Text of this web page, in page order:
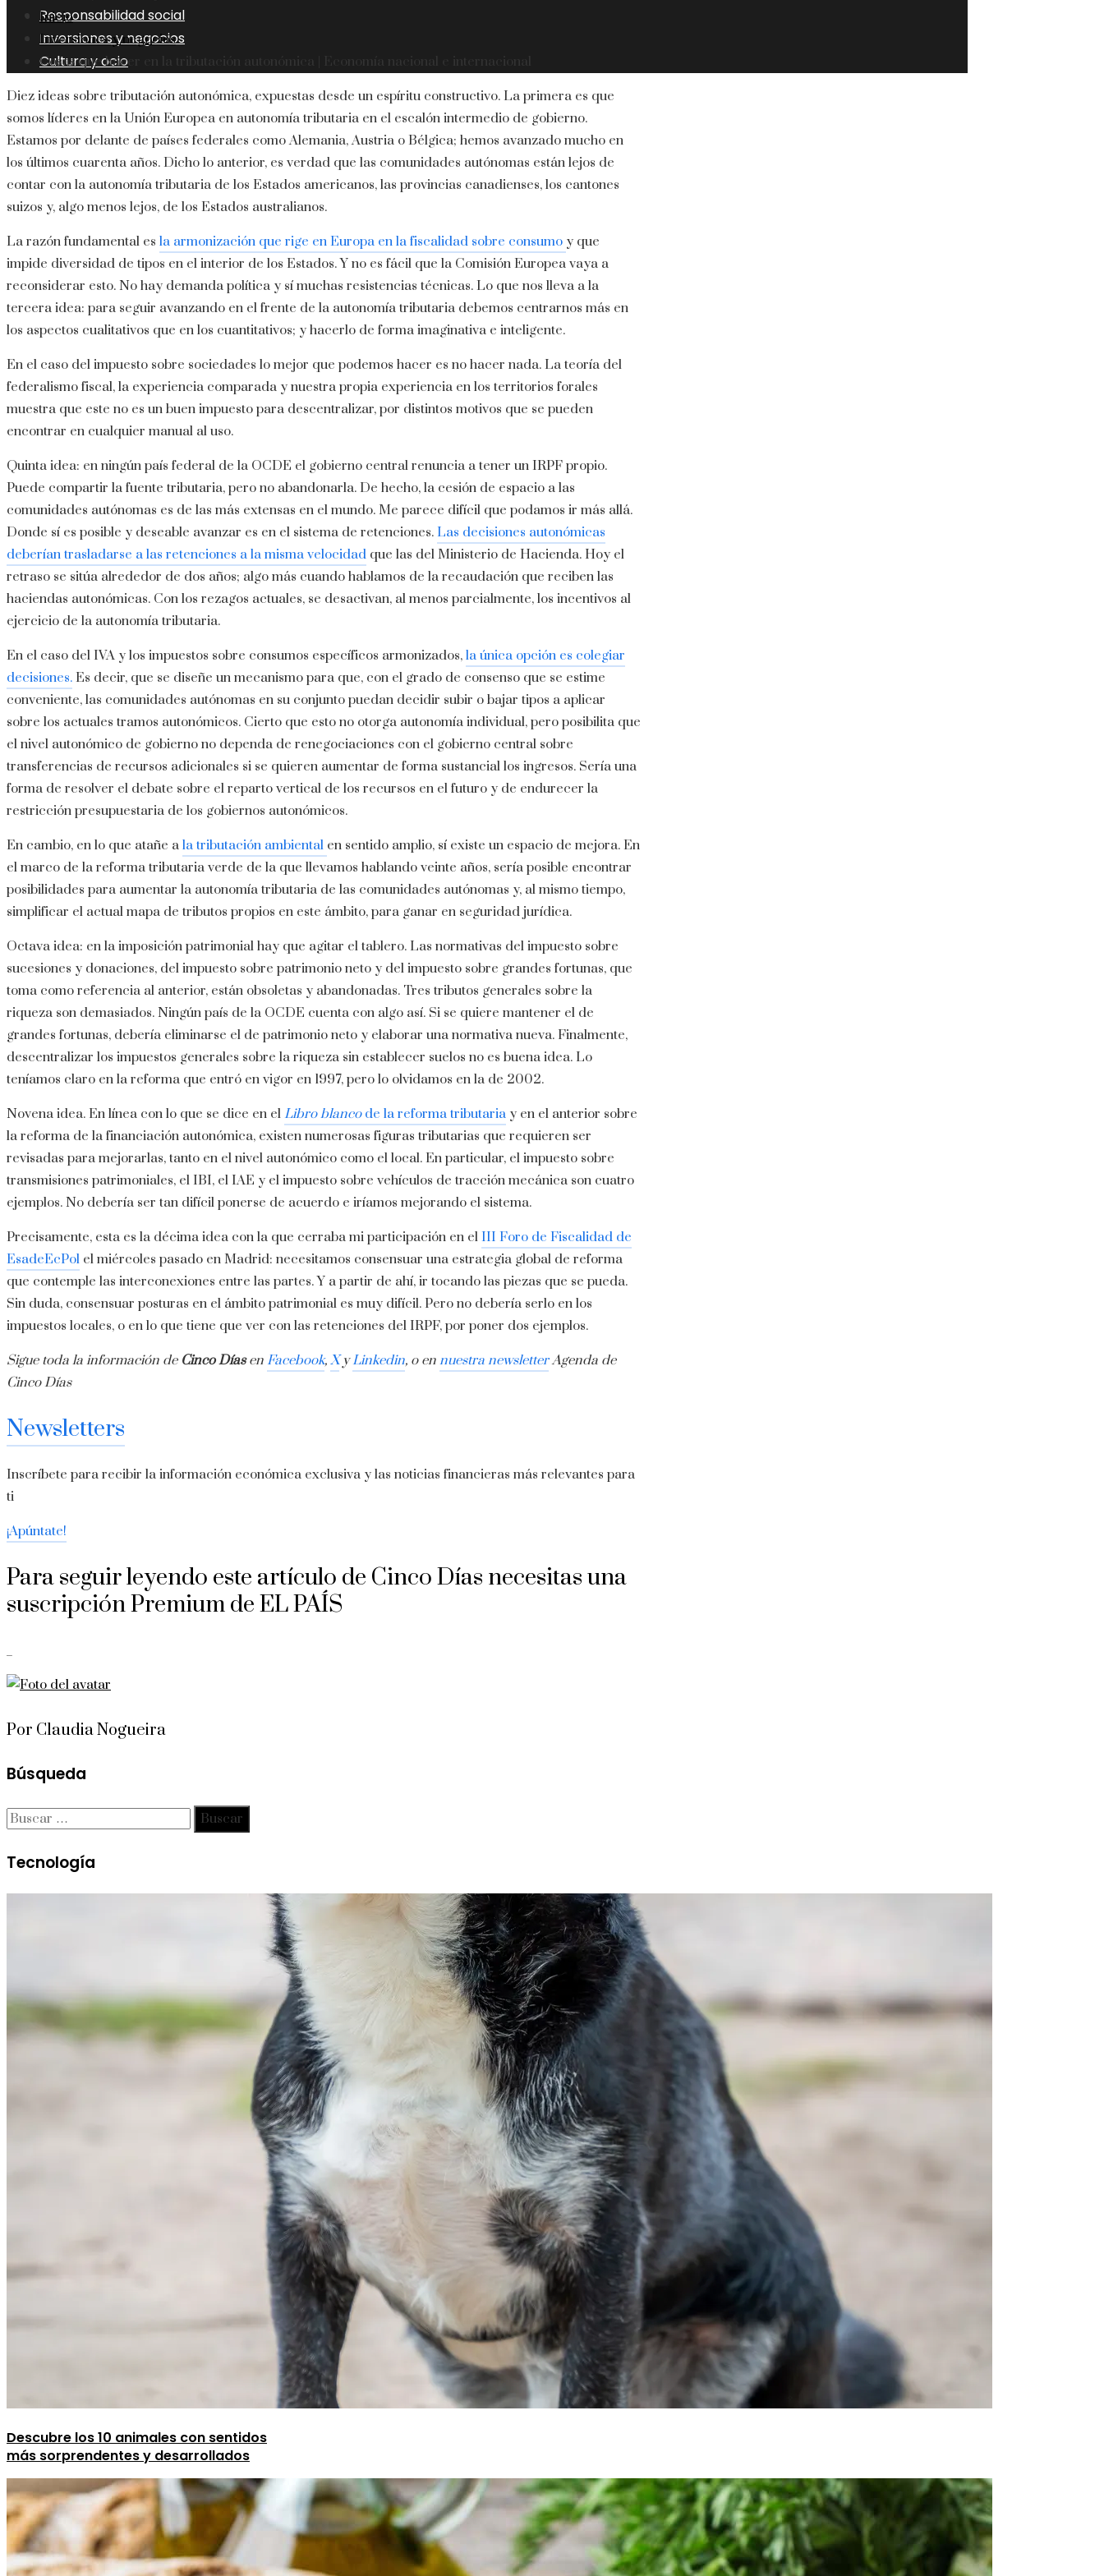
Responsabilidad social
Inversiones y negocios
Cultura y ocio
Inicio
Inversiones y negocios
Cosas que hacer en la tributación autonómica | Economía nacional e internacional
Diez ideas sobre tributación autonómica, expuestas desde un espíritu constructivo. La primera es que
somos líderes en la Unión Europea en autonomía tributaria en el escalón intermedio de gobierno.
Estamos por delante de países federales como Alemania, Austria o Bélgica; hemos avanzado mucho en
los últimos cuarenta años. Dicho lo anterior, es verdad que las comunidades autónomas están lejos de
contar con la autonomía tributaria de los Estados americanos, las provincias canadienses, los cantones
suizos y, algo menos lejos, de los Estados australianos.
La razón fundamental es la armonización que rige en Europa en la fiscalidad sobre consumo y que
impide diversidad de tipos en el interior de los Estados. Y no es fácil que la Comisión Europea vaya a
reconsiderar esto. No hay demanda política y sí muchas resistencias técnicas. Lo que nos lleva a la
tercera idea: para seguir avanzando en el frente de la autonomía tributaria debemos centrarnos más en
los aspectos cualitativos que en los cuantitativos; y hacerlo de forma imaginativa e inteligente.
En el caso del impuesto sobre sociedades lo mejor que podemos hacer es no hacer nada. La teoría del
federalismo fiscal, la experiencia comparada y nuestra propia experiencia en los territorios forales
muestra que este no es un buen impuesto para descentralizar, por distintos motivos que se pueden
encontrar en cualquier manual al uso.
Quinta idea: en ningún país federal de la OCDE el gobierno central renuncia a tener un IRPF propio.
Puede compartir la fuente tributaria, pero no abandonarla. De hecho, la cesión de espacio a las
comunidades autónomas es de las más extensas en el mundo. Me parece difícil que podamos ir más allá.
Donde sí es posible y deseable avanzar es en el sistema de retenciones. Las decisiones autonómicas
deberían trasladarse a las retenciones a la misma velocidad que las del Ministerio de Hacienda. Hoy el
retraso se sitúa alrededor de dos años; algo más cuando hablamos de la recaudación que reciben las
haciendas autonómicas. Con los rezagos actuales, se desactivan, al menos parcialmente, los incentivos al
ejercicio de la autonomía tributaria.
En el caso del IVA y los impuestos sobre consumos específicos armonizados, la única opción es colegiar
decisiones. Es decir, que se diseñe un mecanismo para que, con el grado de consenso que se estime
conveniente, las comunidades autónomas en su conjunto puedan decidir subir o bajar tipos a aplicar
sobre los actuales tramos autonómicos. Cierto que esto no otorga autonomía individual, pero posibilita que
el nivel autonómico de gobierno no dependa de renegociaciones con el gobierno central sobre
transferencias de recursos adicionales si se quieren aumentar de forma sustancial los ingresos. Sería una
forma de resolver el debate sobre el reparto vertical de los recursos en el futuro y de endurecer la
restricción presupuestaria de los gobiernos autonómicos.
En cambio, en lo que atañe a la tributación ambiental en sentido amplio, sí existe un espacio de mejora. En
el marco de la reforma tributaria verde de la que llevamos hablando veinte años, sería posible encontrar
posibilidades para aumentar la autonomía tributaria de las comunidades autónomas y, al mismo tiempo,
simplificar el actual mapa de tributos propios en este ámbito, para ganar en seguridad jurídica.
Octava idea: en la imposición patrimonial hay que agitar el tablero. Las normativas del impuesto sobre
sucesiones y donaciones, del impuesto sobre patrimonio neto y del impuesto sobre grandes fortunas, que
toma como referencia al anterior, están obsoletas y abandonadas. Tres tributos generales sobre la
riqueza son demasiados. Ningún país de la OCDE cuenta con algo así. Si se quiere mantener el de
grandes fortunas, debería eliminarse el de patrimonio neto y elaborar una normativa nueva. Finalmente,
descentralizar los impuestos generales sobre la riqueza sin establecer suelos no es buena idea. Lo
teníamos claro en la reforma que entró en vigor en 1997, pero lo olvidamos en la de 2002.
Novena idea. En línea con lo que se dice en el Libro blanco de la reforma tributaria y en el anterior sobre
la reforma de la financiación autonómica, existen numerosas figuras tributarias que requieren ser
revisadas para mejorarlas, tanto en el nivel autonómico como el local. En particular, el impuesto sobre
transmisiones patrimoniales, el IBI, el IAE y el impuesto sobre vehículos de tracción mecánica son cuatro
ejemplos. No debería ser tan difícil ponerse de acuerdo e iríamos mejorando el sistema.
Precisamente, esta es la décima idea con la que cerraba mi participación en el III Foro de Fiscalidad de
EsadeEcPol el miércoles pasado en Madrid: necesitamos consensuar una estrategia global de reforma
que contemple las interconexiones entre las partes. Y a partir de ahí, ir tocando las piezas que se pueda.
Sin duda, consensuar posturas en el ámbito patrimonial es muy difícil. Pero no debería serlo en los
impuestos locales, o en lo que tiene que ver con las retenciones del IRPF, por poner dos ejemplos.
Sigue toda la información de Cinco Díasen Facebook, XyLinkedin, o en nuestra newsletterAgenda de
Cinco Días
Newsletters
Inscríbete para recibir la información económica exclusiva y las noticias financieras más relevantes para
ti
¡Apúntate!
Para seguir leyendo este artículo de Cinco Días necesitas una
suscripción Premium de EL PAÍS
Por Claudia Nogueira
Búsqueda
Buscar:
Tecnología
Descubre los 10 animales con sentidos
más sorprendentes y desarrollados